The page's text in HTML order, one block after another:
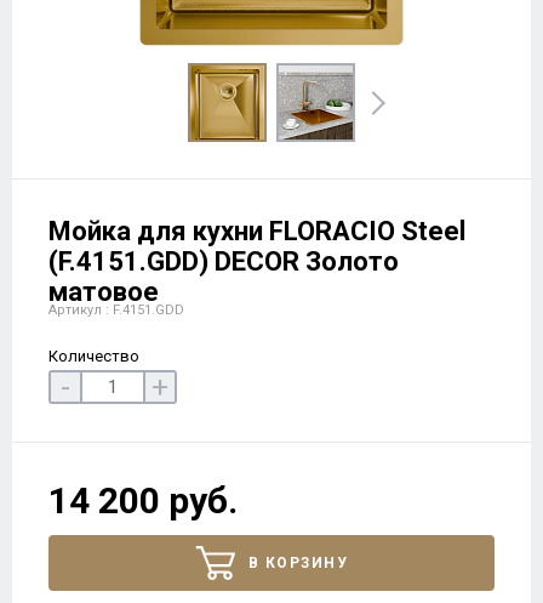
Мойка для кухни FLORACIO Steel
(F.4151.GDD) DECOR Золото
матовое
Артикул : F.4151.GDD
Количество
- +
14 200 руб.
В КОРЗИНУ